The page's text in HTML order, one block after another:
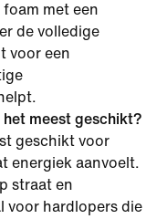
met een
de volledige
voor een
het meest geschikt?
geschikt voor
energiek aanvoelt.
straat en
voor hardlopers die